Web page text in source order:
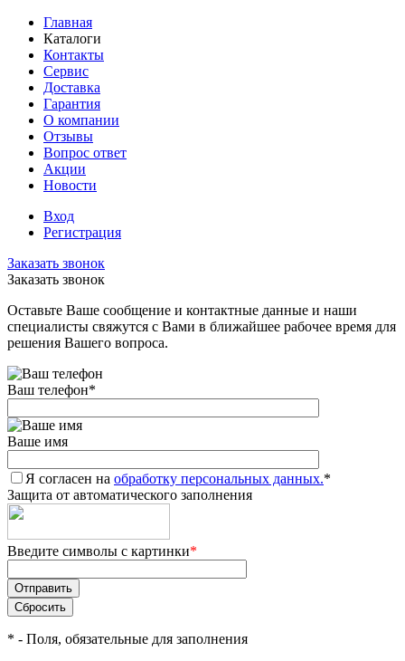
Главная
Каталоги
Контакты
Сервис
Доставка
Гарантия
О компании
Отзывы
Вопрос ответ
Акции
Новости
Вход
Регистрация
Заказать звонок
Заказать звонок
Оставьте Ваше сообщение и контактные данные и наши
специалисты свяжутся с Вами в ближайшее рабочее время для
решения Вашего вопроса.
Ваш телефон*
Ваше имя
Я согласен на обработку персональных данных.*
Защита от автоматического заполнения
Введите символы с картинки*
* - Поля, обязательные для заполнения